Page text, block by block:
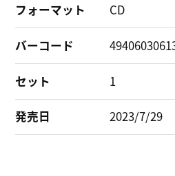
フォーマット CD
バーコード
セット 1
発売日 2023/7/29